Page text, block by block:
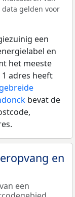
gelden voor
een
en
het meeste
adres heeft
bevat de
en
een